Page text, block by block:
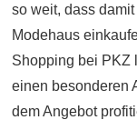
so weit, dass
Modehaus
Shopping bei PKZ
einen besonderen
dem Angebot